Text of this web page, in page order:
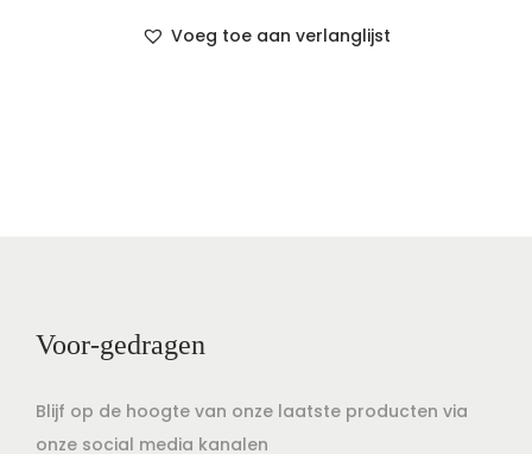
Voeg toe aan verlanglijst
Voor-gedragen
Blijf op de hoogte van onze laatste producten via
onze social media kanalen